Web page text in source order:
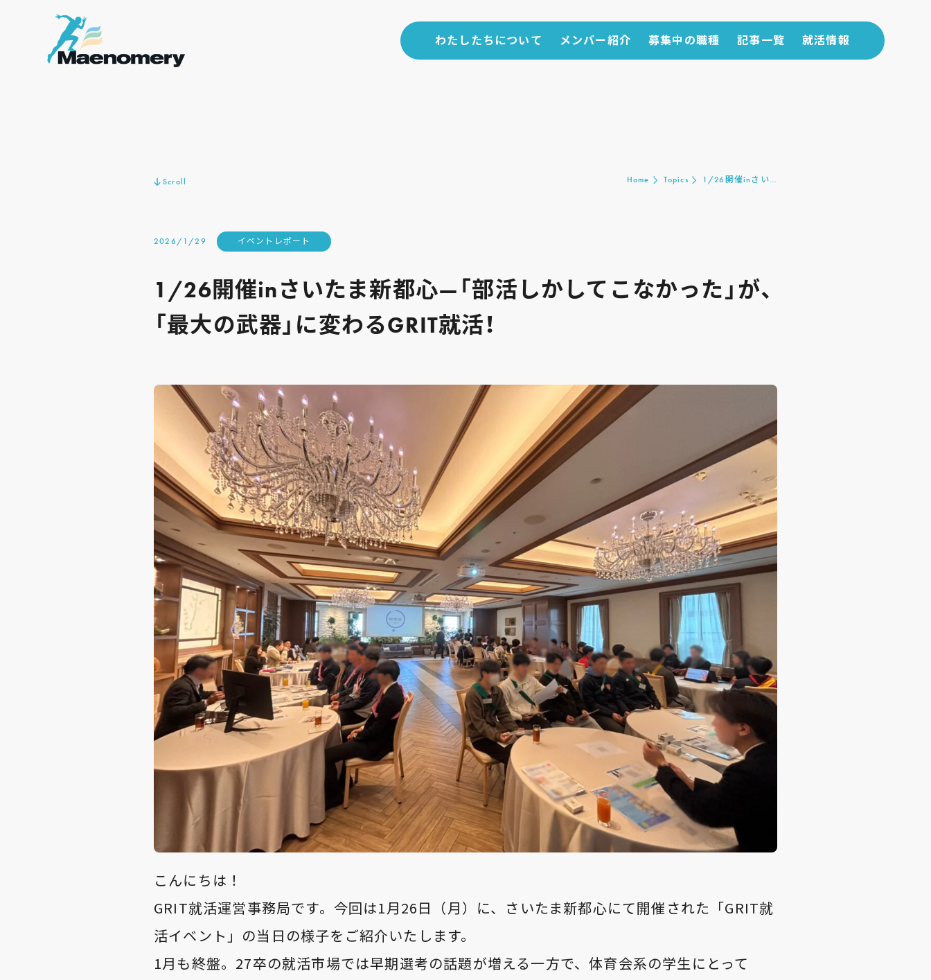
わたしたちについて
わたしたちについて
メンバー紹介
メンバー紹介
募集中の職種
募集中の職種
記事一覧
記事一覧
就活情報
就活情報
Scroll Home Topics 1/26開催inさい…
2026/1/29 イベントレポート
1/26開催inさいたま新都心—「部活しかしてこなかった」が、
「最大の武器」に変わるGRIT就活！
こんにちは！
GRIT就活運営事務局です。今回は1月26日（月）に、さいたま新都心にて開催された「GRIT就
活イベント」の当日の様子をご紹介いたします。
1月も終盤。27卒の就活市場では早期選考の話題が増える一方で、体育会系の学生にとって